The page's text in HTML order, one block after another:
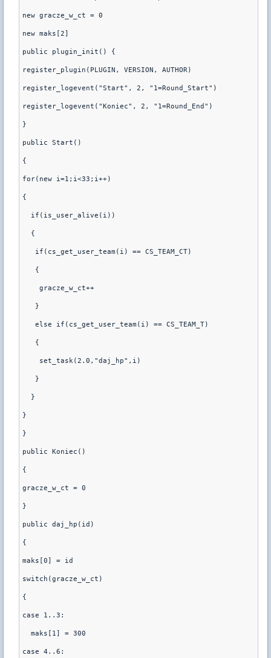
new gracze_w_ct = 0
new maks[2]
public plugin_init() {
register_plugin(PLUGIN, VERSION, AUTHOR)
register_logevent("Start", 2, "1=Round_Start")
register_logevent("Koniec", 2, "1=Round_End")
}
public Start()
{
for(new i=1;i<33;i++)
{
  if(is_user_alive(i))
  {
   if(cs_get_user_team(i) == CS_TEAM_CT)
   {
    gracze_w_ct++
   }
   else if(cs_get_user_team(i) == CS_TEAM_T)
   {
    set_task(2.0,"daj_hp",i)
   }
  }
}
}
public Koniec()
{
gracze_w_ct = 0
}
public daj_hp(id)
{
maks[0] = id
switch(gracze_w_ct)
{
case 1..3:
  maks[1] = 300
case 4..6: